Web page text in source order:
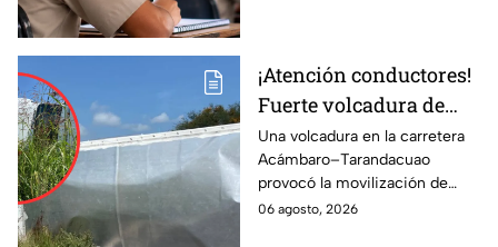
¡Atención conductores!
Fuerte volcadura de
camión de carga
paraliza el tráfico en
carretera de
Guanajuato
Una volcadura en la carretera
Acámbaro–Tarandacuao
provocó la movilización de
socorristas.
06 agosto, 2026